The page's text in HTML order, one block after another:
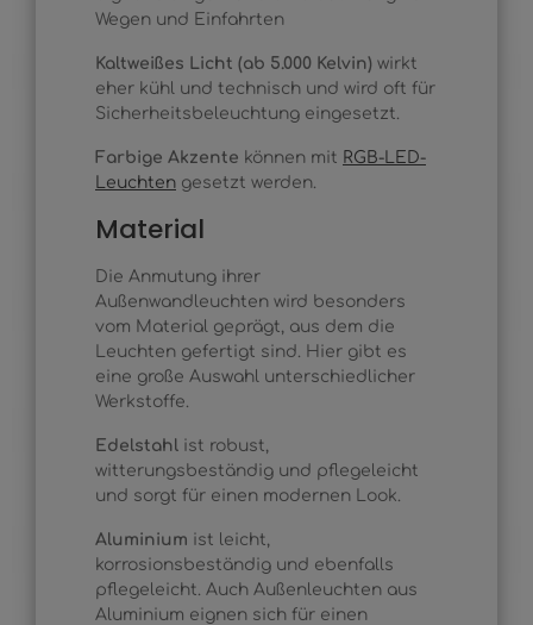
Wegen und Einfahrten
Kaltweißes Licht (ab 5.000 Kelvin) wirkt
eher kühl und technisch und wird oft für
Sicherheitsbeleuchtung eingesetzt.
Farbige Akzente können mit RGB-LED-
Leuchten gesetzt werden.
Material
Die Anmutung ihrer
Außenwandleuchten wird besonders
vom Material geprägt, aus dem die
Leuchten gefertigt sind. Hier gibt es
eine große Auswahl unterschiedlicher
Werkstoffe.
Edelstahl ist robust,
witterungsbeständig und pflegeleicht
und sorgt für einen modernen Look.
Aluminium ist leicht,
korrosionsbeständig und ebenfalls
pflegeleicht. Auch Außenleuchten aus
Aluminium eignen sich für einen